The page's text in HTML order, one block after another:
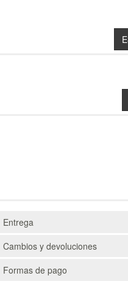
Entrega
Cambios y devoluciones
Formas de pago